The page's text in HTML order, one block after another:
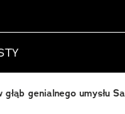
genialnego umysłu